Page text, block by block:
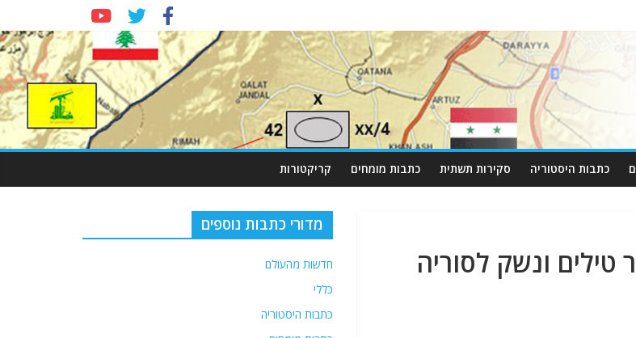
כתבות היסטוריה סקירות תשתית כתבות מומחים קריקטורות
טילים ונשק לסוריה
מדורי כתבות נוספים
חדשות מהעולם
כללי
כתבות היסטוריה